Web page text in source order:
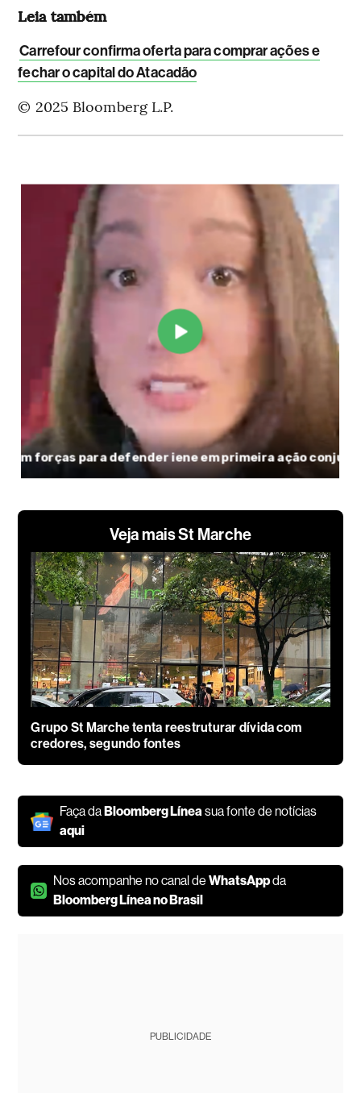
Leia também
Carrefour confirma oferta para comprar ações e
fechar o capital do Atacadão
© 2025 Bloomberg L.P.
Veja mais St Marche
Grupo St Marche tenta reestruturar dívida com
credores, segundo fontes
Faça da Bloomberg Líneasua fonte de notícias
aqui
Nos acompanhe no canal deWhatsAppda
Bloomberg Línea no Brasil
PUBLICIDADE